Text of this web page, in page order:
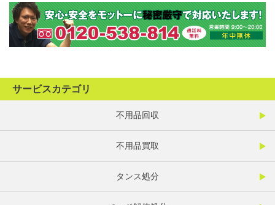
サービスカテゴリ
不用品回収
不用品買取
タンス処分